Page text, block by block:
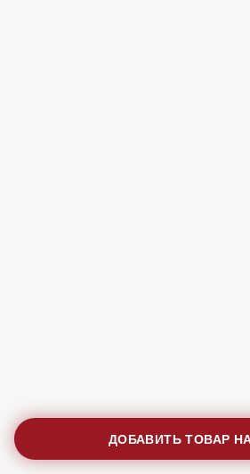
ДОБАВИТЬ ТОВАР